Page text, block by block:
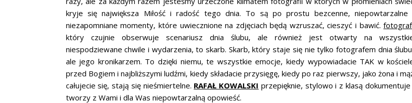
kryje się największa Miłość i radość tego dnia. To są po prostu bezcenne, niepowtarzalne
niezapomniane momenty, które uwiecznione na zdjęciach będą wzruszać, cieszyć i bawić.fotograf
który czujnie obserwuje scenariusz dnia ślubu, ale również jest otwarty na
niespodziewane chwile i wydarzenia, to skarb. Skarb, który staje się nie tylko fotografem dnia
ale jego kronikarzem. To dzięki niemu, te wszystkie emocje, kiedy wypowiadacie TAK w
przed Bogiem i najbliższymi ludźmi, kiedy składacie przysięgę, kiedy po raz pierwszy, jako żona i
całujecie się, stają się nieśmiertelne. RAFAŁ KOWALSKI przepięknie, stylowo i z klasą dokumentuje
tworzy z Wami i dla Was niepowtarzalną opowieść.